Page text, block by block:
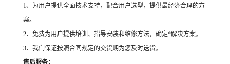
1、为用户提供全面技术支持，配合用户选型，提供最经济合理的方
案。
2、免费为用户提供培训、指导安装和维修方法，确定*解决方案。
3、我们保证按照合同规定的交货期为您及时送货。